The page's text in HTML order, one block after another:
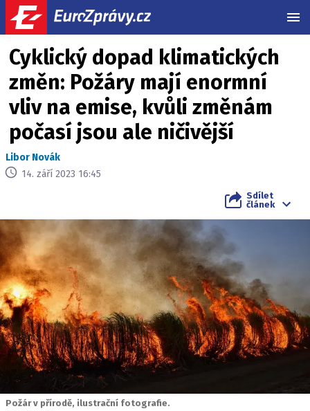
Cyklický dopad klimatických
změn: Požáry mají enormní
vliv na emise, kvůli změnám
počasí jsou ale ničivější
Libor Novák
14. září 2023 16:45
Sdílet
článek
Požár v přírodě, ilustrační fotografie.